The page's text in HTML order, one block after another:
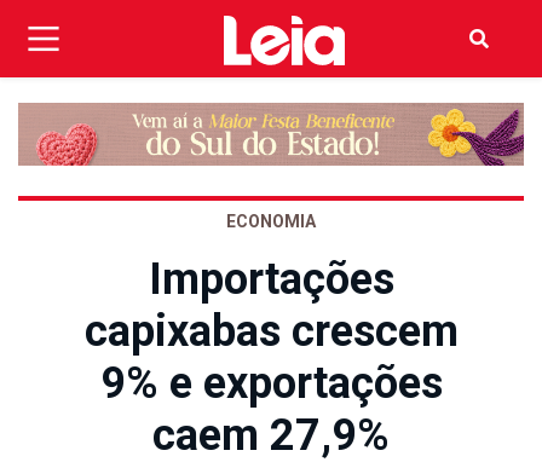
ECONOMIA
Importações
capixabas crescem
9% e exportações
caem 27,9%